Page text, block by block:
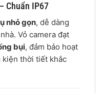
Chuẩn IP67
nhỏ gọn, dễ dàng
Vỏ camera đạt
bụi, đảm bảo hoạt
thời tiết khắc